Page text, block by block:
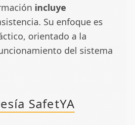
incluye
Su enfoque es
orientado a la
del sistema
SafetYA